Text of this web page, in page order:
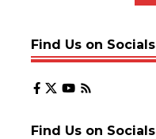
Find Us on Socials
Find Us on Socials